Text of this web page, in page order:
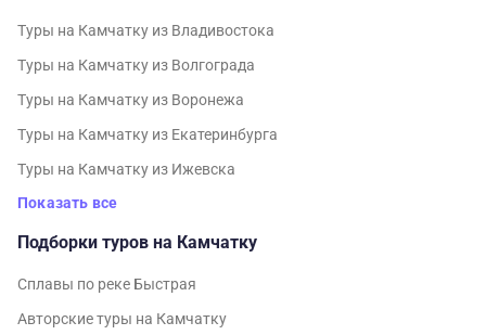
Туры на Камчатку из Владивостока
Туры на Камчатку из Волгограда
Туры на Камчатку из Воронежа
Туры на Камчатку из Екатеринбурга
Туры на Камчатку из Ижевска
Показать все
Подборки туров на Камчатку
Cплавы по реке Быстрая
Авторские туры на Камчатку